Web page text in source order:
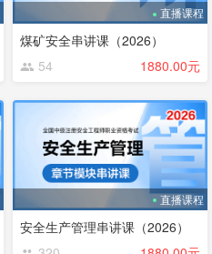
直播课程
煤矿安全串讲课（2026）
54
1880.00元
直播课程
安全生产管理串讲课（2026）